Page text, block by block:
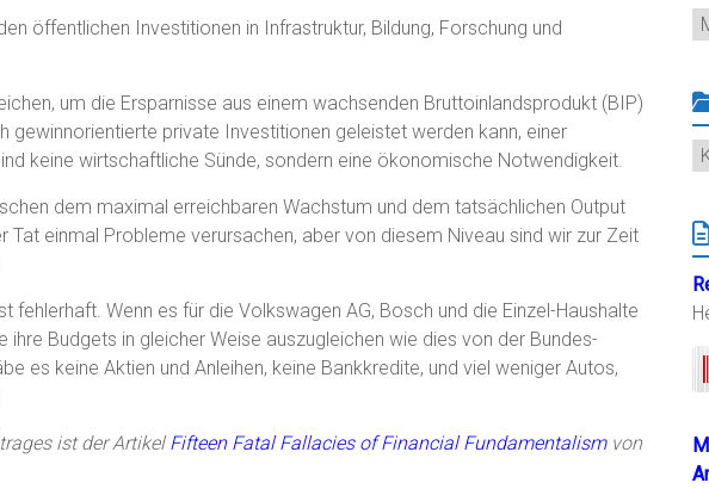
öffentlichen Investitionen in Infrastruktur, Bildung, Forschung und
um die Ersparnisse aus einem wachsenden Bruttoinlandsprodukt (BIP)
gewinnorientierte private Investitionen geleistet werden kann, einer
keine wirtschaftliche Sünde, sondern eine ökonomische Notwendigkeit.
dem maximal erreichbaren Wachstum und dem tatsächlichen Output
Tat einmal Probleme verursachen, aber von diesem Niveau sind wir zur Zeit
fehlerhaft. Wenn es für die Volkswagen AG, Bosch und die Einzel-Haushalte
ihre Budgets in gleicher Weise auszugleichen wie dies von der Bundes-
es keine Aktien und Anleihen, keine Bankkredite, und viel weniger Autos,
ist der Artikel Fifteen Fatal Fallacies of Financial Fundamentalismvon